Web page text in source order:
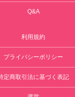
Q&A
利用規約
プライバシーポリシー
定商取引法に基づく表記